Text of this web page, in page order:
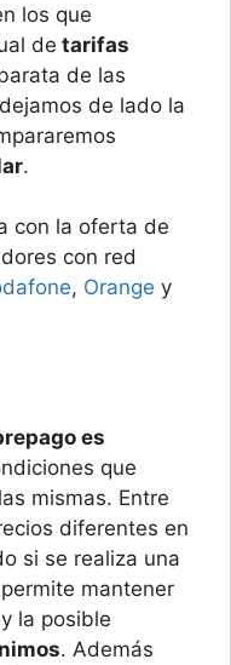
los que
de tarifas
de las
de lado la
.
con la oferta de
con red
, Orange y
es
que
mismas. Entre
diferentes en
si se realiza una
mantener
la posible
. Además